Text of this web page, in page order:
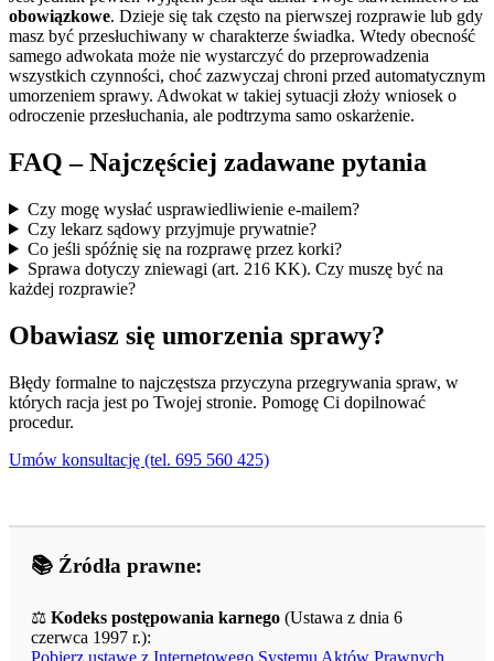
obowiązkowe. Dzieje się tak często na pierwszej rozprawie lub gdy
masz być przesłuchiwany w charakterze świadka. Wtedy obecność
samego adwokata może nie wystarczyć do przeprowadzenia
wszystkich czynności, choć zazwyczaj chroni przed automatycznym
umorzeniem sprawy. Adwokat w takiej sytuacji złoży wniosek o
odroczenie przesłuchania, ale podtrzyma samo oskarżenie.
FAQ – Najczęściej zadawane pytania
Czy mogę wysłać usprawiedliwienie e-mailem?
Czy lekarz sądowy przyjmuje prywatnie?
Co jeśli spóźnię się na rozprawę przez korki?
Sprawa dotyczy zniewagi (art. 216 KK). Czy muszę być na
każdej rozprawie?
Obawiasz się umorzenia sprawy?
Błędy formalne to najczęstsza przyczyna przegrywania spraw, w
których racja jest po Twojej stronie. Pomogę Ci dopilnować
procedur.
Umów konsultację (tel. 695 560 425)
📚 Źródła prawne:
⚖️ Kodeks postępowania karnego (Ustawa z dnia 6
czerwca 1997 r.):
Pobierz ustawę z Internetowego Systemu Aktów Prawnych